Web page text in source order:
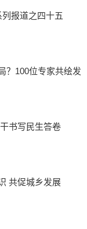
报道之四十五
？100位专家共绘发
书写民生答卷
中国乡村振兴网：凝聚智慧共识 共促城乡发展